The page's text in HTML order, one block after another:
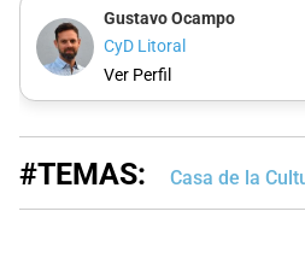
Gustavo Ocampo
CyD Litoral
Ver Perfil
#TEMAS: Casa de la